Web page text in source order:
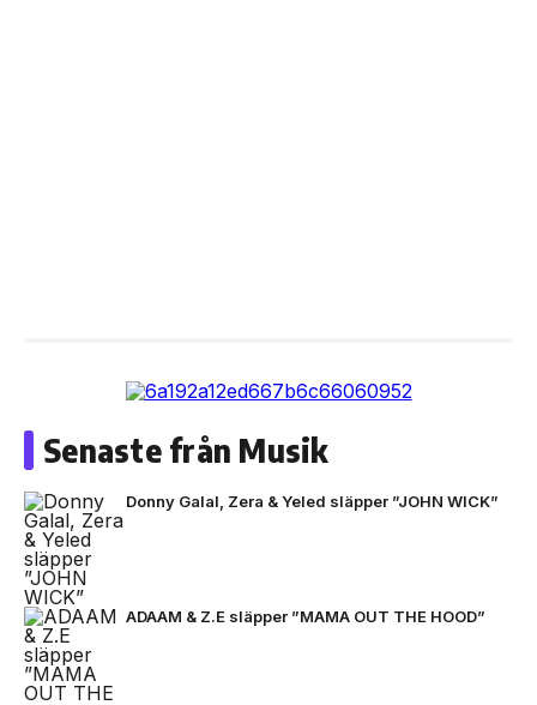
Senaste från Musik
Donny Galal, Zera & Yeled släpper ”JOHN WICK”
ADAAM & Z.E släpper ”MAMA OUT THE HOOD”